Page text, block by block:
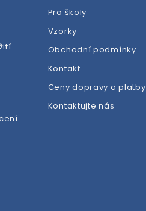
Pro školy
Vzorky
Obchodní podmínky
Kontakt
Ceny dopravy a platby
Kontaktujte nás